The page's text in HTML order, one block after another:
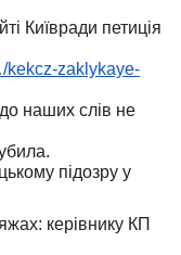
Київради петиція
kekcz-zaklykaye-
наших слів не
підозру у
керівнику КП